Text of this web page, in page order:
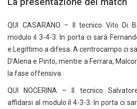
QUI CASARANO – Il tecnico Vito Di
modulo il 3-4-3. In porta ci sarà
e Legittimo a difesa. A centrocampo ci
D’Alena e Pinto, mentre a Ferrara,
la fase offensiva.
QUI NOCERINA – Il tecnico
affidarsi al modulo il 4-3-3. In porta ci